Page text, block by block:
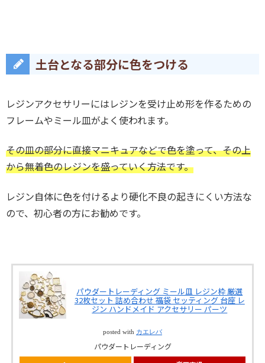
土台となる部分に色をつける
レジンアクセサリーにはレジンを受け止め形を作るための
フレームやミール皿がよく使われます。
その皿の部分に直接マニキュアなどで色を塗って、その上
から無着色のレジンを盛っていく方法です。
レジン自体に色を付けるより硬化不良の起きにくい方法な
ので、初心者の方にお勧めです。
パウダートレーディング ミール皿 レジン枠 厳選
32枚セット 詰め合わせ 福袋 セッティング 台座 レ
ジン ハンドメイド アクセサリー パーツ
posted with カエレバ
パウダートレーディング